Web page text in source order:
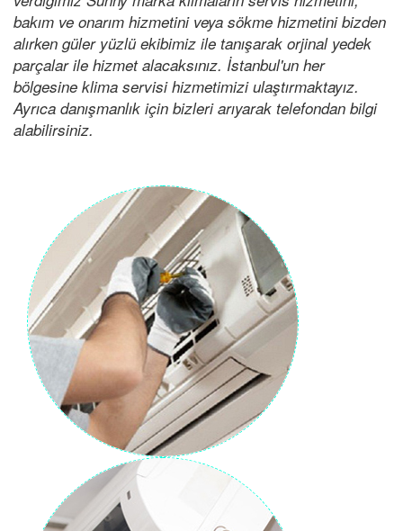
bakım ve onarım hizmetini veya sökme hizmetini bizden
alırken güler yüzlü ekibimiz ile tanışarak orjinal yedek
parçalar ile hizmet alacaksınız. İstanbul'un her
bölgesine klima servisi hizmetimizi ulaştırmaktayız.
Ayrıca danışmanlık için bizleri arıyarak telefondan bilgi
alabilirsiniz.